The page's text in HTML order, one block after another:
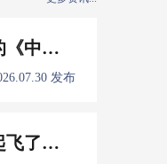
2026年最新发布的《中国船员发展报告》，暴露了哪些信息量？
发布
二管薪资怎么就起飞了，下一个会是谁？